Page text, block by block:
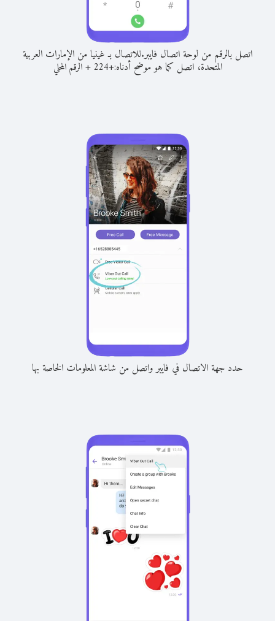
اتصل بالرقم من لوحة اتصال فايبر.للاتصال بـ غينيا من الإمارات العربية
المتحدة، اتصل كما هو موضح أدناه:+
224
+الرقم المحلي
حدد جهة الاتصال في فايبر واتصل من شاشة المعلومات الخاصة بها